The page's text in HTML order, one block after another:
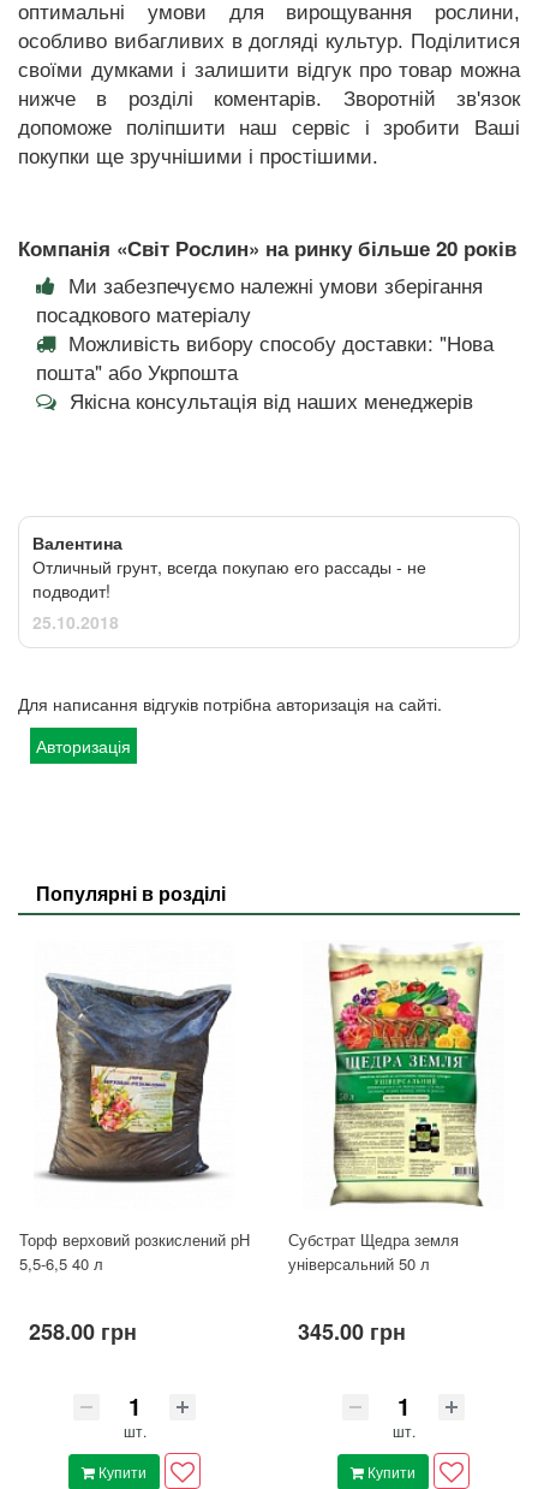
оптимальні умови для вирощування рослини,
особливо вибагливих в догляді культур. Поділитися
своїми думками і залишити відгук про товар можна
нижче в розділі коментарів. Зворотній зв'язок
допоможе поліпшити наш сервіс і зробити Ваші
покупки ще зручнішими і простішими.
Компанія «Світ Рослин» на ринку більше 20 років
Ми забезпечуємо належні умови зберігання
посадкового матеріалу
Можливість вибору способу доставки: "Нова
пошта" або Укрпошта
Якісна консультація від наших менеджерів
Валентина
Отличный грунт, всегда покупаю его рассады - не
подводит!
25.10.2018
Для написання відгуків потрібна авторизація на сайті.
Авторизація
Популярні в розділі
Торф верховий розкислений рН
5,5-6,5 40 л
258.00 грн
шт.
Купити
Субстрат Щедра земля
універсальний 50 л
345.00 грн
шт.
Купити